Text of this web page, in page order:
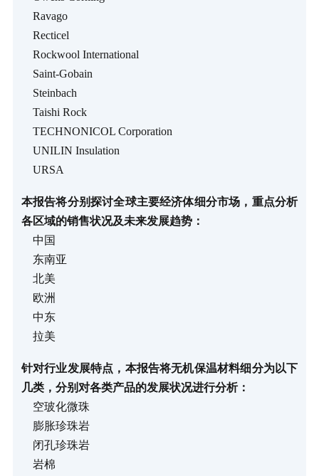
Ravago
Recticel
Rockwool International
Saint-Gobain
Steinbach
Taishi Rock
TECHNONICOL Corporation
UNILIN Insulation
URSA
本报告将分别探讨全球主要经济体细分市场，重点分析
各区域的销售状况及未来发展趋势：
中国
东南亚
北美
欧洲
中东
拉美
针对行业发展特点，本报告将无机保温材料细分为以下
几类，分别对各类产品的发展状况进行分析：
空玻化微珠
膨胀珍珠岩
闭孔珍珠岩
岩棉